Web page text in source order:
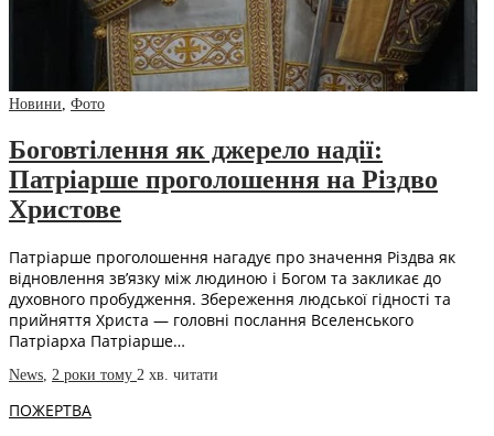
Новини, Фото
Боговтілення як джерело надії:
Патріарше проголошення на Різдво
Христове
Патріарше проголошення нагадує про значення Різдва як
відновлення зв’язку між людиною і Богом та закликає до
духовного пробудження. Збереження людської гідності та
прийняття Христа — головні послання Вселенського
Патріарха Патріарше…
News 2 роки тому 2 хв. читати
ПОЖЕРТВА